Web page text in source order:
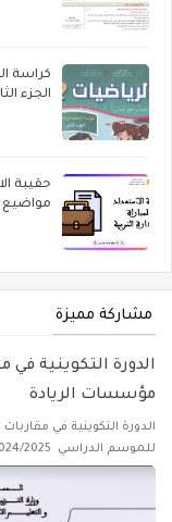
الجزء
مشاركة مميزة
مؤسسات الريادة
الدورة التكوينية في
للموسم الدراسي 2024/2025 معاينة الدورة التكوينية كاملة